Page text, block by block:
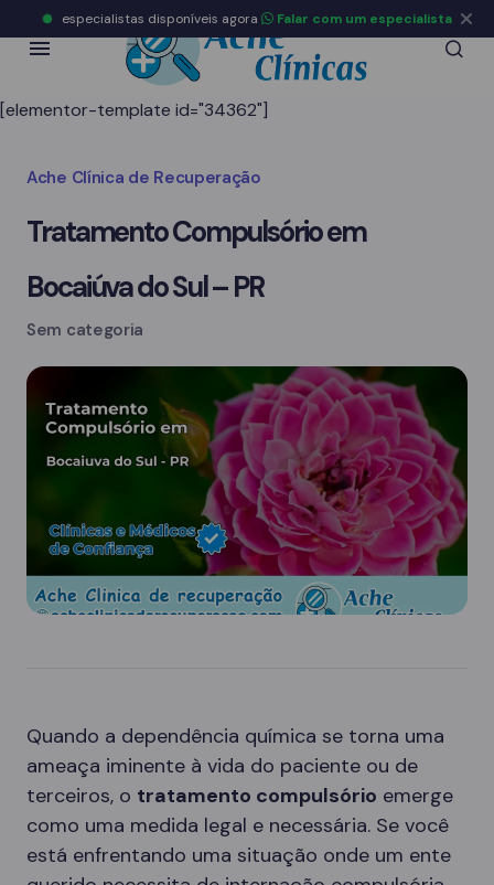
[elementor-template id="34362"]
Ache Clínica de Recuperação
Tratamento Compulsório em
Bocaiúva do Sul – PR
Sem categoria
Quando a dependência química se torna uma
ameaça iminente à vida do paciente ou de
terceiros, o tratamento compulsório emerge
como uma medida legal e necessária. Se você
está enfrentando uma situação onde um ente
especialistas disponíveis agora Falar com um especialista